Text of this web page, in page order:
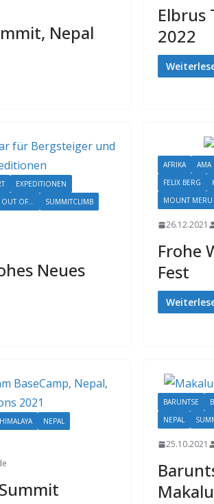
Nepal
Elbrus
2022
EXPEDITIONEN
OUT OF...
SUMMITCLIMB
Neues
AFRIKA AMA
FELIX BERG
MOUNT MERU
26.12.2021
Frohe
Fest
HIMALAYA
NEPAL
BARUNTSE
NEPAL
25.10.2021